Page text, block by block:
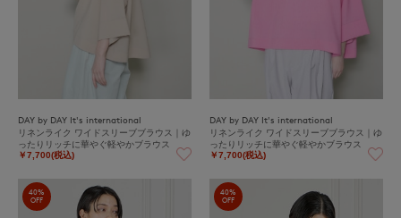
DAY by DAY It's international
リネンライク ワイドスリーブブラウス｜ゆ
ったりリッチに華やぐ軽やかブラウス
￥7,700(税込)
DAY by DAY It's international
リネンライク ワイドスリーブブラウス｜ゆ
ったりリッチに華やぐ軽やかブラウス
￥7,700(税込)
40%
OFF
40%
OFF